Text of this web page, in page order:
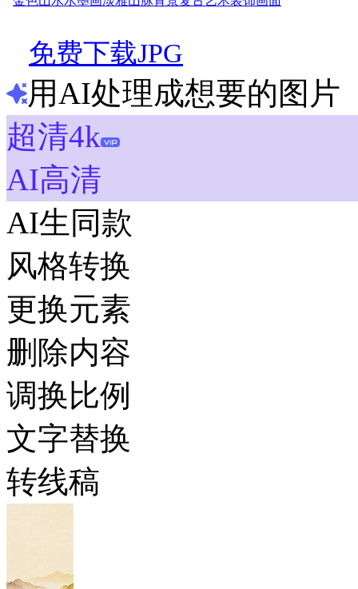
免费下载JPG
用AI处理成想要的图片
超清4k
AI高清
AI生同款
风格转换
更换元素
删除内容
调换比例
文字替换
转线稿